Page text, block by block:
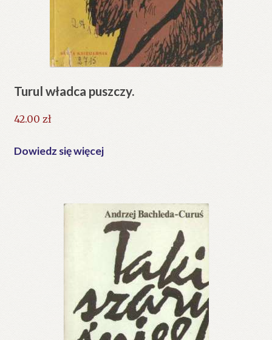
Turul władca puszczy.
42.00 zł
Dowiedz się więcej